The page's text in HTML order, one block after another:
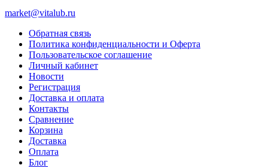
market@vitalub.ru
Обратная связь
Политика конфиденциальности и Оферта
Пользовательское соглашение
Личный кабинет
Новости
Регистрация
Доставка и оплата
Контакты
Сравнение
Корзина
Доставка
Оплата
Блог